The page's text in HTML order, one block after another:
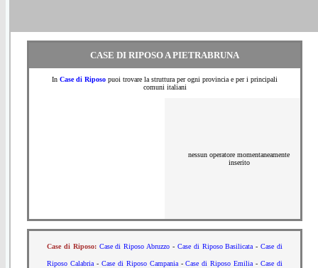
CASE DI RIPOSO A PIETRABRUNA
In Case di Riposo puoi trovare la struttura per ogni provincia e per i principali
comuni italiani
nessun operatore momentaneamente
inserito
Case di Riposo: Case di Riposo Abruzzo - Case di Riposo Basilicata -Case di
Riposo Calabria- Case di Riposo Campania-Case di Riposo Emilia -Case di